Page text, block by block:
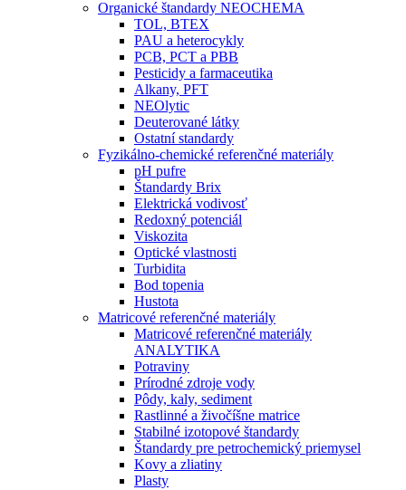
Organické štandardy NEOCHEMA
TOL, BTEX
PAU a heterocykly
PCB, PCT a PBB
Pesticidy a farmaceutika
Alkany, PFT
NEOlytic
Deuterované látky
Ostatní standardy
Fyzikálno-chemické referenčné materiály
pH pufre
Štandardy Brix
Elektrická vodivosť
Redoxný potenciál
Viskozita
Optické vlastnosti
Turbidita
Bod topenia
Hustota
Matricové referenčné materiály
Matricové referenčné materiály
ANALYTIKA
Potraviny
Prírodné zdroje vody
Pôdy, kaly, sediment
Rastlinné a živočíšne matrice
Stabilné izotopové štandardy
Štandardy pre petrochemický priemysel
Kovy a zliatiny
Plasty